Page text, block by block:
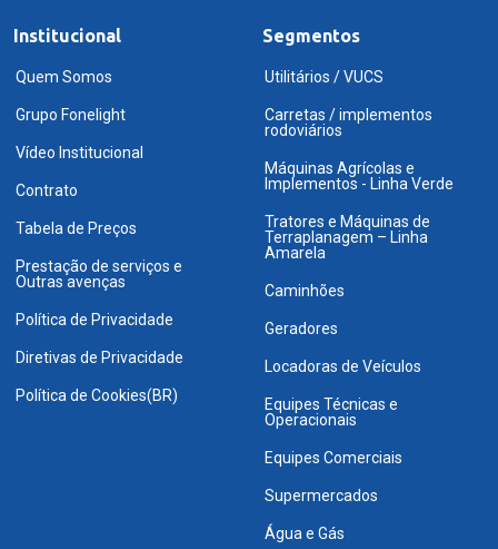
Institucional
Quem Somos
Grupo Fonelight
Vídeo Institucional
Contrato
Tabela de Preços
Prestação de serviços e
Outras avenças
Política de Privacidade
Diretivas de Privacidade
Política de Cookies(BR)
Segmentos
Utilitários / VUCS
Carretas / implementos
rodoviários
Máquinas Agrícolas e
Implementos - Linha Verde
Tratores e Máquinas de
Terraplanagem – Linha
Amarela
Caminhões
Geradores
Locadoras de Veículos
Equipes Técnicas e
Operacionais
Equipes Comerciais
Supermercados
Água e Gás